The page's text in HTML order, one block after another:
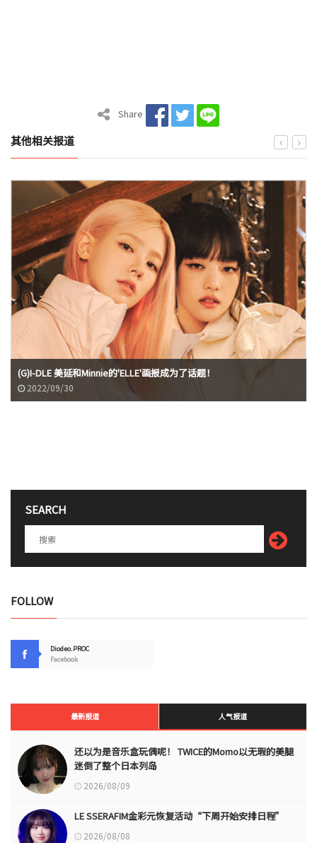
Share
其他相关报道
(G)I-DLE 美延和Minnie的'ELLE'画报成为了话题！
2022/09/30
SEARCH
FOLLOW
Diodeo.PROC
Facebook
最新报道 人气报道
还以为是音乐盒玩偶呢！ TWICE的Momo以无瑕的美腿
迷倒了整个日本列岛
2026/08/09
LE SSERAFIM金彩元恢复活动“下周开始安排日程”
2026/08/08